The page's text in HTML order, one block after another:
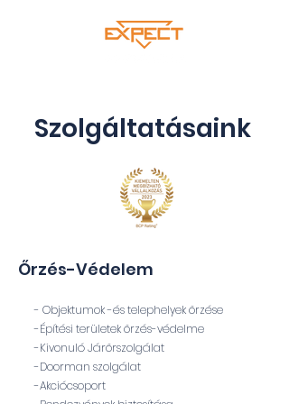
Szolgáltatásaink
Őrzés-Védelem
- Objektumok -és telephelyek őrzése
-Építési területek őrzés-védelme
-Kivonuló Járőrszolgálat
-Doorman szolgálat
-Akciócsoport